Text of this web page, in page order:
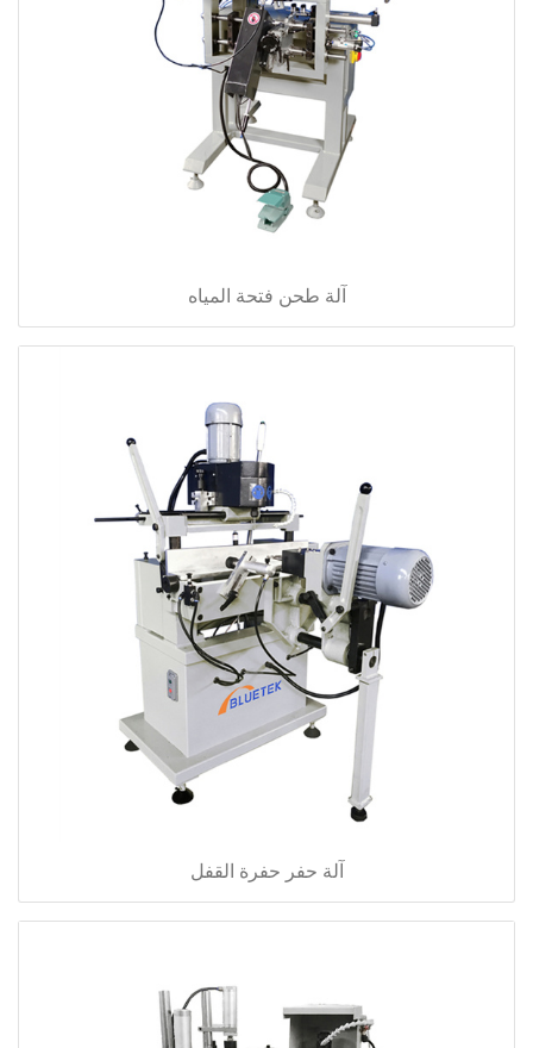
آلة طحن فتحة المياه
آلة حفر حفرة القفل